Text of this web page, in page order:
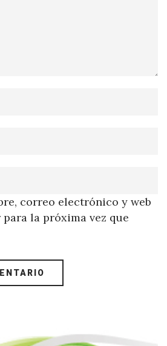
correo electrónico y web
para la próxima vez que